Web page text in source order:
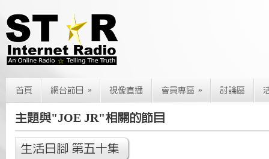
首頁 網台節目 » 視像直播 會員專區 » 討論區
主題與"JOE JR"相關的節目
生活日腳 第五十集